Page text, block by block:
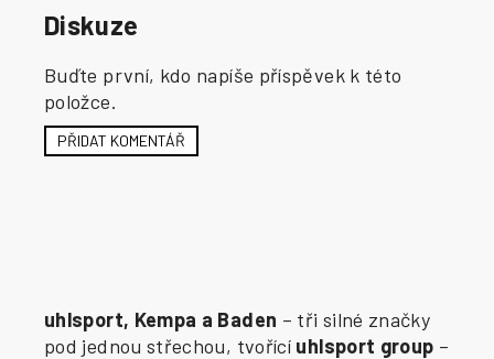
Diskuze
Buďte první, kdo napíše příspěvek k této
položce.
PŘIDAT KOMENTÁŘ
uhlsport, Kempa a Baden – tři silné značky
pod jednou střechou, tvořící uhlsport group –